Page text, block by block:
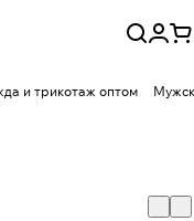
и трикотаж оптом